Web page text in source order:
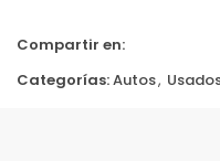
Compartir en:
Categorías:Autos,